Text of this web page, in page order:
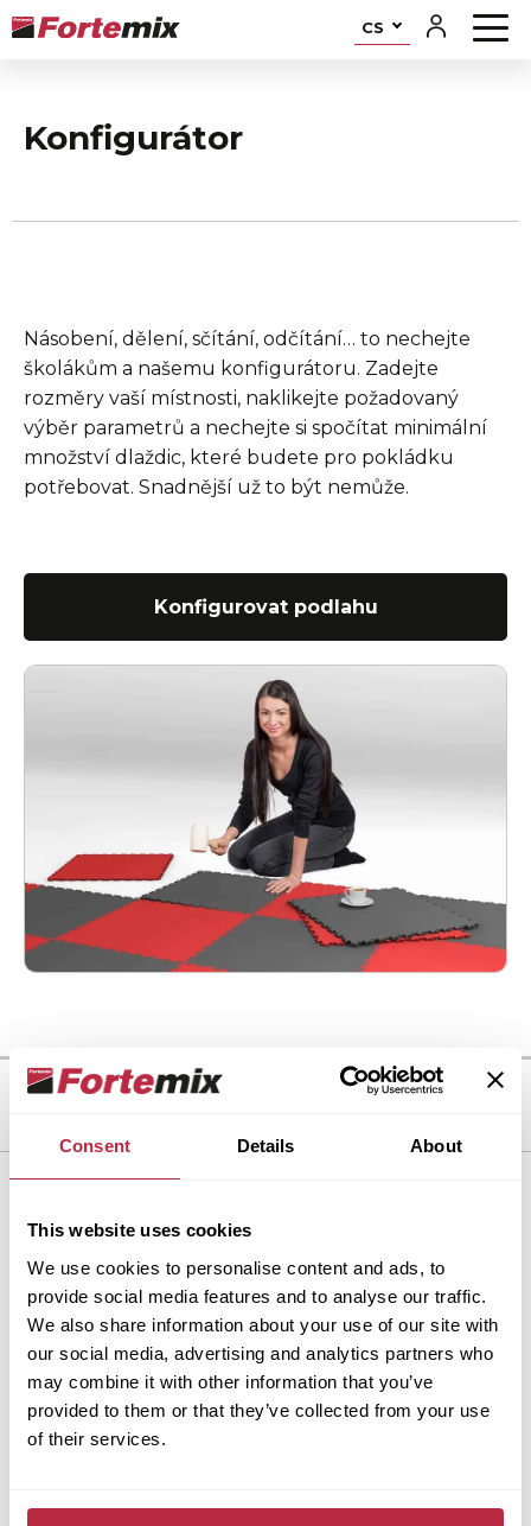
Consent Details About
This website uses cookies
We use cookies to personalise content and ads, to
provide social media features and to analyse our traffic.
We also share information about your use of our site with
our social media, advertising and analytics partners who
may combine it with other information that you’ve
provided to them or that they’ve collected from your use
of their services.
CS
Konfigurátor
Násobení, dělení, sčítání, odčítání… to nechejte
školákům a našemu konfigurátoru. Zadejte
rozměry vaší místnosti, naklikejte požadovaný
výběr parametrů a nechejte si spočítat minimální
množství dlaždic, které budete pro pokládku
potřebovat. Snadnější už to být nemůže.
Konfigurovat podlahu
Produkty a řešení
Služby
Kontakty
Střecha Fortega
Produkty